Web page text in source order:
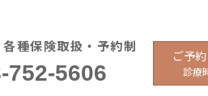
種保険取扱・予約制
752-5606
ご予
診療